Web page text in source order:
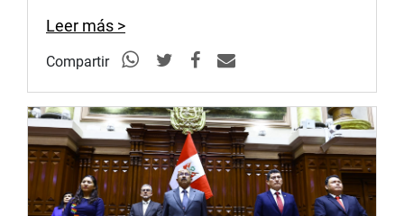
Leer más >
Compartir